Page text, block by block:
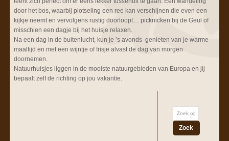
door het bos, waarbij plotseling een ree kan verschijnen die even een
kijkje neemt en vervolgens rustig doorloopt… picknicken bij de Geul of
misschien een dagje bij het huisje relaxen.
Na een dag in de buitenlucht, kun je ’s avonds genieten van je warme
maaltijd en met een wijntje of frisje alvast de dag van morgen
doornemen.
Natuurhuisjes liggen in de mooiste natuurgebieden van Europa en jij
bepaalt zelf de richting op jou vakantie.